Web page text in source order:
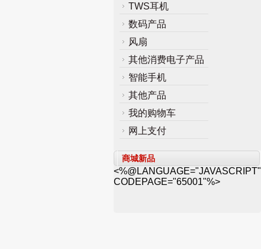
TWS耳机
数码产品
风扇
其他消费电子产品
智能手机
其他产品
我的购物车
网上支付
商城新品
<%@LANGUAGE="JAVASCRIPT"
CODEPAGE="65001"%>